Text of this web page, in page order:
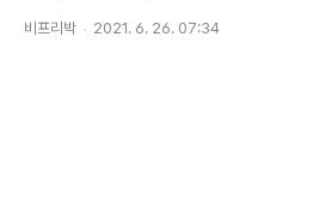
비프리박 2021. 6. 26. 07:34